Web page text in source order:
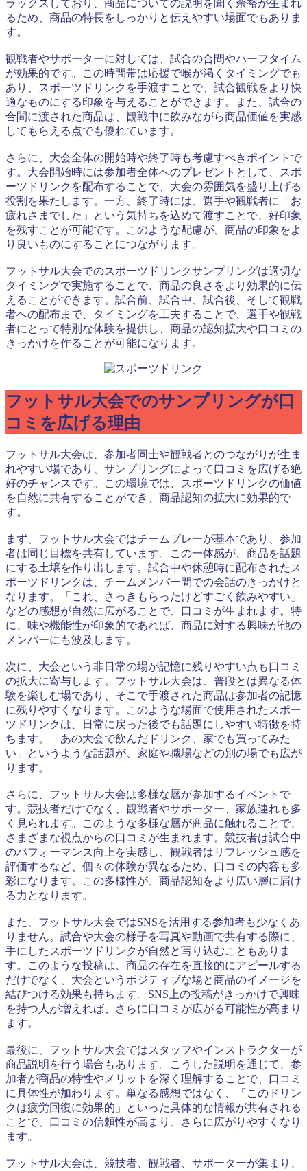
ラックスしており、商品についての説明を聞く余裕が生まれ
るため、商品の特長をしっかりと伝えやすい場面でもありま
す。
観戦者やサポーターに対しては、試合の合間やハーフタイム
が効果的です。この時間帯は応援で喉が渇くタイミングでも
あり、スポーツドリンクを手渡すことで、試合観戦をより快
適なものにする印象を与えることができます。また、試合の
合間に渡された商品は、観戦中に飲みながら商品価値を実感
してもらえる点でも優れています。
さらに、大会全体の開始時や終了時も考慮すべきポイントで
す。大会開始時には参加者全体へのプレゼントとして、スポ
ーツドリンクを配布することで、大会の雰囲気を盛り上げる
役割を果たします。一方、終了時には、選手や観戦者に「お
疲れさまでした」という気持ちを込めて渡すことで、好印象
を残すことが可能です。このような配慮が、商品の印象をよ
り良いものにすることにつながります。
フットサル大会でのスポーツドリンクサンプリングは適切な
タイミングで実施することで、商品の良さをより効果的に伝
えることができます。試合前、試合中、試合後、そして観戦
者への配布まで、タイミングを工夫することで、選手や観戦
者にとって特別な体験を提供し、商品の認知拡大や口コミの
きっかけを作ることが可能になります。
フットサル大会でのサンプリングが口
コミを広げる理由
フットサル大会は、参加者同士や観戦者とのつながりが生ま
れやすい場であり、サンプリングによって口コミを広げる絶
好のチャンスです。この環境では、スポーツドリンクの価値
を自然に共有することができ、商品認知の拡大に効果的で
す。
まず、フットサル大会ではチームプレーが基本であり、参加
者は同じ目標を共有しています。この一体感が、商品を話題
にする土壌を作り出します。試合中や休憩時に配布されたス
ポーツドリンクは、チームメンバー間での会話のきっかけと
なります。「これ、さっきもらったけどすごく飲みやすい」
などの感想が自然に広がることで、口コミが生まれます。特
に、味や機能性が印象的であれば、商品に対する興味が他の
メンバーにも波及します。
次に、大会という非日常の場が記憶に残りやすい点も口コミ
の拡大に寄与します。フットサル大会は、普段とは異なる体
験を楽しむ場であり、そこで手渡された商品は参加者の記憶
に残りやすくなります。このような場面で使用されたスポー
ツドリンクは、日常に戻った後でも話題にしやすい特徴を持
ちます。「あの大会で飲んだドリンク、家でも買ってみた
い」というような話題が、家庭や職場などの別の場でも広が
ります。
さらに、フットサル大会は多様な層が参加するイベントで
す。競技者だけでなく、観戦者やサポーター、家族連れも多
く見られます。このような多様な層が商品に触れることで、
さまざまな視点からの口コミが生まれます。競技者は試合中
のパフォーマンス向上を実感し、観戦者はリフレッシュ感を
評価するなど、個々の体験が異なるため、口コミの内容も多
彩になります。この多様性が、商品認知をより広い層に届け
る力となります。
また、フットサル大会ではSNSを活用する参加者も少なくあ
りません。試合や大会の様子を写真や動画で共有する際に、
手にしたスポーツドリンクが自然と写り込むこともありま
す。このような投稿は、商品の存在を直接的にアピールする
だけでなく、大会というポジティブな場と商品のイメージを
結びつける効果も持ちます。SNS上の投稿がきっかけで興味
を持つ人が増えれば、さらに口コミが広がる可能性が高まり
ます。
最後に、フットサル大会ではスタッフやインストラクターが
商品説明を行う場合もあります。こうした説明を通じて、参
加者が商品の特性やメリットを深く理解することで、口コミ
に具体性が加わります。単なる感想ではなく、「このドリン
クは疲労回復に効果的」といった具体的な情報が共有される
ことで、口コミの信頼性が高まり、さらに広がりやすくなり
ます。
フットサル大会は、競技者、観戦者、サポーターが集まり、